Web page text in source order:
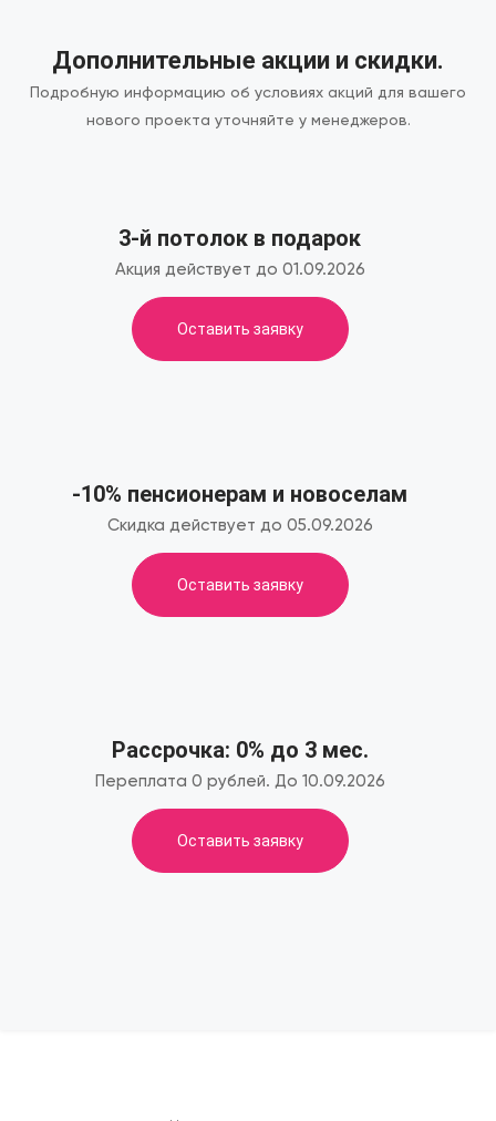
Дополнительные акции и скидки.
Подробную информацию об условиях акций для вашего
нового проекта уточняйте у менеджеров.
3-й потолок в подарок
Акция действует до 01.09.2026
Оставить заявку
-10% пенсионерам и новоселам
Скидка действует до 05.09.2026
Оставить заявку
Рассрочка: 0% до 3 мес.
Переплата 0 рублей. До 10.09.2026
Оставить заявку